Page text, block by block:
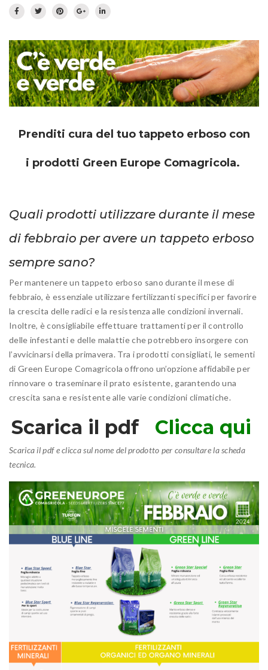
Prato fiorito
Ornamentali
Speciali
Ripopolazione insetti
RICHIEDI INFORMAZIONI
Prenditi cura del tuo tappeto erboso con
i prodotti Green Europe Comagricola.
Quali prodotti utilizzare durante il mese
di febbraio per avere un tappeto erboso
sempre sano?
Per mantenere un tappeto erboso sano durante il mese di
febbraio, è essenziale utilizzare fertilizzanti specifici per favorire
la crescita delle radici e la resistenza alle condizioni invernali.
Inoltre, è consigliabile effettuare trattamenti per il controllo
delle infestanti e delle malattie che potrebbero insorgere con
l’avvicinarsi della primavera. Tra i prodotti consigliati, le sementi
di Green Europe Comagricola offrono un’opzione affidabile per
rinnovare o traseminare il prato esistente, garantendo una
crescita sana e resistente alle varie condizioni climatiche.
Scarica il pdf Clicca qui
Scarica il pdf e clicca sul nome del prodotto per consultare la scheda
tecnica.